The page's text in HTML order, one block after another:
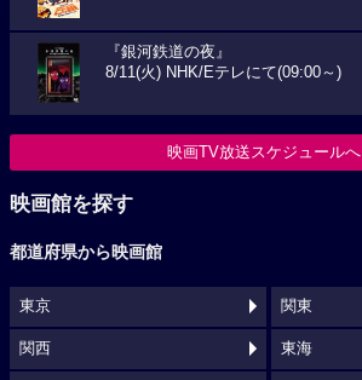
『銀河鉄道の夜』
8/11(火) NHK/Eテレにて(09:00～)
映画TV放送スケジュールへ
映画館を探す
都道府県から映画館
東京 関東
関西 東海